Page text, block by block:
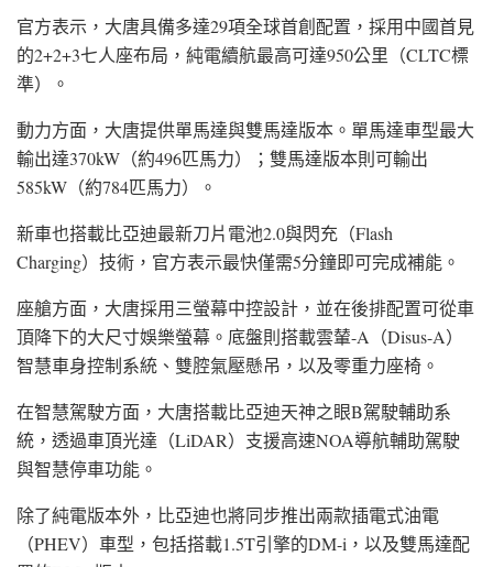
官方表示，大唐具備多達29項全球首創配置，採用中國首見
的2+2+3七人座布局，純電續航最高可達950公里（CLTC標
準）。
動力方面，大唐提供單馬達與雙馬達版本。單馬達車型最大
輸出達370kW（約496匹馬力）；雙馬達版本則可輸出
585kW（約784匹馬力）。
新車也搭載比亞迪最新刀片電池2.0與閃充（Flash
Charging）技術，官方表示最快僅需5分鐘即可完成補能。
座艙方面，大唐採用三螢幕中控設計，並在後排配置可從車
頂降下的大尺寸娛樂螢幕。底盤則搭載雲輦-A（Disus-A）
智慧車身控制系統、雙腔氣壓懸吊，以及零重力座椅。
在智慧駕駛方面，大唐搭載比亞迪天神之眼B駕駛輔助系
統，透過車頂光達（LiDAR）支援高速NOA導航輔助駕駛
與智慧停車功能。
除了純電版本外，比亞迪也將同步推出兩款插電式油電
（PHEV）車型，包括搭載1.5T引擎的DM-i，以及雙馬達配